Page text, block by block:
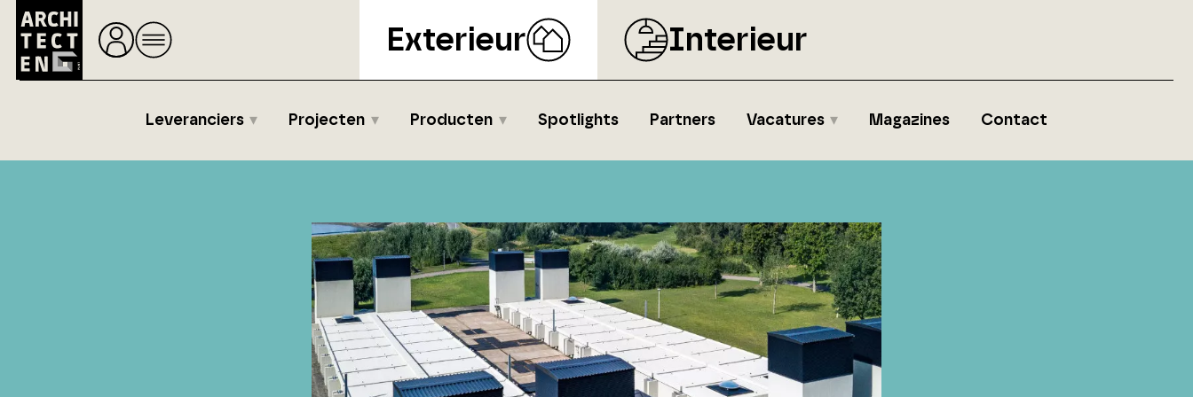
Exterieur Interieur
Leveranciers Projecten Producten Spotlights Partners Vacatures Magazines Contact